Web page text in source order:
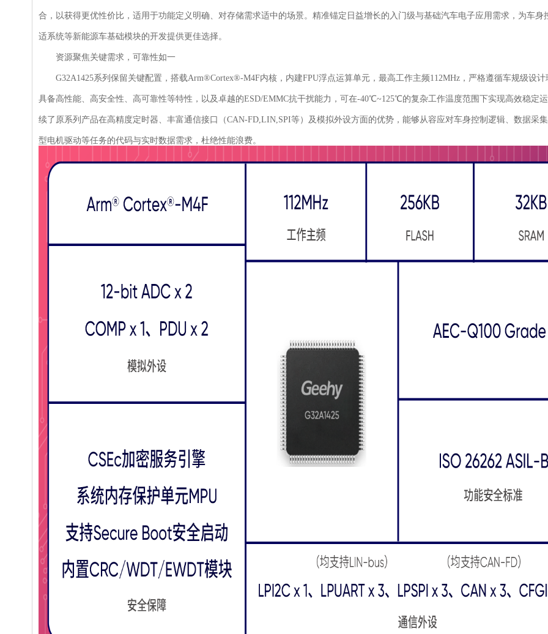
合，以获得更优性价比，适用于功能定义明确、对存储需求适中的场景。精准锚定日益增长的入门级与基础汽车电子应用需求，为车身
适系统等新能源车基础模块的开发提供更佳选择。
资源聚焦关键需求，可靠性如一
G32A1425系列保留关键配置，搭载Arm®Cortex®-M4F内核，内建FPU浮点运算单元，最高工作主频112MHz，严格遵循车规级设计
具备高性能、高安全性、高可靠性等特性，以及卓越的ESD/EMMC抗干扰能力，可在-40℃~125℃的复杂工作温度范围下实现高效稳定
续了原系列产品在高精度定时器、丰富通信接口（CAN-FD,LIN,SPI等）及模拟外设方面的优势，能够从容应对车身控制逻辑、数据采
型电机驱动等任务的代码与实时数据需求，杜绝性能浪费。